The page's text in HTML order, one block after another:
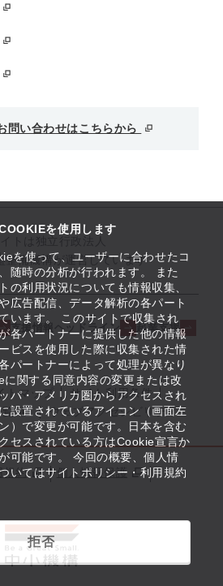
を使用します
を使って、ユーザーに合わせたコ
随時の分析が行われます。 また
の利用状況についても情報収集、
広告配信、データ解析の各パート
います。 このサイトで収集され
各パートナーに提供した他の情報
ビスを使用した際に収集された情
パートナーによって処理が異なり
に関する同意内容の変更または改
パ・アメリカ圏からアクセスされ
設置されているアイコン（画面左
）で変更が可能です。日本を含む
セスされている方はCookie宣言か
可能です。 今回の概要、個人情
いてはサイトポリシー・利用規約
拒否
問い合わせはこちらから
整備機構が運営しています
支援情報ヘッドライン
起業支援
トマップ
サイト利用条件
覧
ウェブアクセシビリティ
規約
個人情報保護